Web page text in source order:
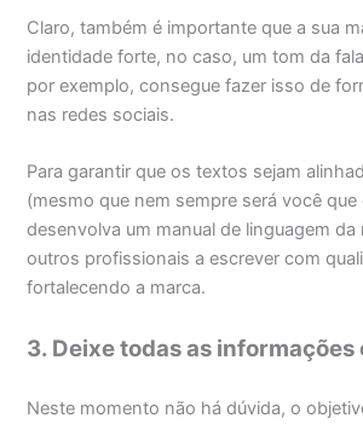
Claro, também é importante que a sua
identidade forte, no caso, um tom da
por exemplo, consegue fazer isso de
nas redes sociais.
Para garantir que os textos sejam
(mesmo que nem sempre será você que
desenvolva um manual de linguagem da
outros profissionais a escrever com
fortalecendo a marca.
3. Deixe todas as informações
Neste momento não há dúvida, o